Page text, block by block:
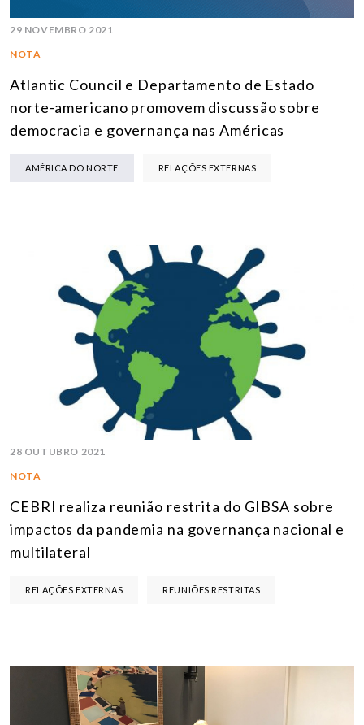
29 NOVEMBRO 2021
NOTA
Atlantic Council e Departamento de Estado
norte-americano promovem discussão sobre
democracia e governança nas Américas
AMÉRICA DO NORTE RELAÇÕES EXTERNAS
28 OUTUBRO 2021
NOTA
CEBRI realiza reunião restrita do GIBSA sobre
impactos da pandemia na governança nacional e
multilateral
RELAÇÕES EXTERNAS REUNIÕES RESTRITAS